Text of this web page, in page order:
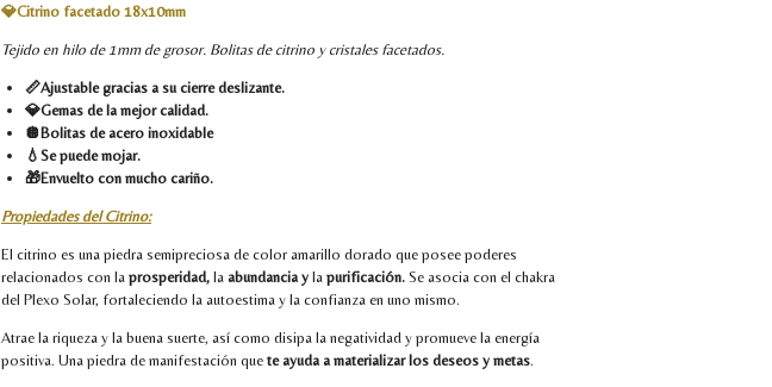
💎Citrino facetado 18x10mm
Tejido en hilo de 1mm de grosor. Bolitas de citrino y cristales facetados.
📏Ajustable gracias a su cierre deslizante.
💎Gemas de la mejor calidad.
🪩Bolitas de acero inoxidable
💧Se puede mojar.
🎁Envuelto con mucho cariño.
Propiedades del Citrino:
El citrino es una piedra semipreciosa de color amarillo dorado que posee poderes
relacionados con la prosperidad, la abundancia y la purificación. Se asocia con el chakra
del Plexo Solar, fortaleciendo la autoestima y la confianza en uno mismo.
Atrae la riqueza y la buena suerte, así como disipa la negatividad y promueve la energía
positiva. Una piedra de manifestación quete ayuda a materializar los deseos y metas.